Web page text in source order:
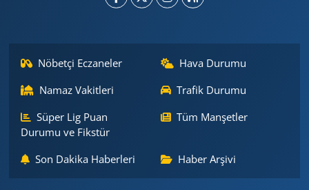
Nöbetçi Eczaneler
Hava Durumu
Namaz Vakitleri
Trafik Durumu
Süper Lig Puan
Durumu ve Fikstür
Tüm Manşetler
Son Dakika Haberleri Haber Arşivi